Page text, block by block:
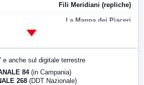
Fili Meridiani (repliche)
La Mappa dei Piaceri
LabNews (replica)
e anche sul digitale terrestre
84 (in Campania)
268 (DDT Nazionale)